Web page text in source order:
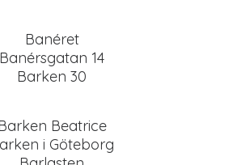
Banéret
Banérsgatan 14
Barken 30
Beatrice
i Göteborg